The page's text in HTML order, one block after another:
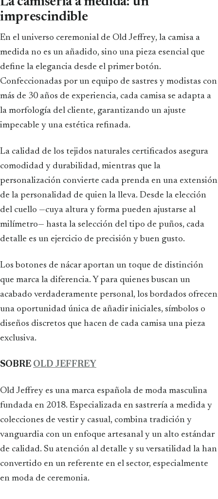
imprescindible
En el universo ceremonial de Old Jeffrey, la camisa a
medida no es un añadido, sino una pieza esencial que
define la elegancia desde el primer botón.
Confeccionadas por un equipo de sastres y modistas con
más de 30 años de experiencia, cada camisa se adapta a
la morfología del cliente, garantizando un ajuste
impecable y una estética refinada.
La calidad de los tejidos naturales certificados asegura
comodidad y durabilidad, mientras que la
personalización convierte cada prenda en una extensión
de la personalidad de quien la lleva. Desde la elección
del cuello —cuya altura y forma pueden ajustarse al
milímetro— hasta la selección del tipo de puños, cada
detalle es un ejercicio de precisión y buen gusto.
Los botones de nácar aportan un toque de distinción
que marca la diferencia. Y para quienes buscan un
acabado verdaderamente personal, los bordados ofrecen
una oportunidad única de añadir iniciales, símbolos o
diseños discretos que hacen de cada camisa una pieza
exclusiva.
SOBRE OLD JEFFREY
Old Jeffrey es una marca española de moda masculina
fundada en 2018. Especializada en sastrería a medida y
colecciones de vestir y casual, combina tradición y
vanguardia con un enfoque artesanal y un alto estándar
de calidad. Su atención al detalle y su versatilidad la han
convertido en un referente en el sector, especialmente
en moda de ceremonia.